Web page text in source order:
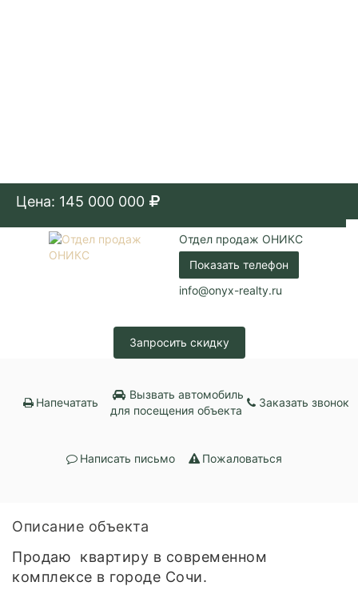
Цена: 145 000 000
Отдел продаж ОНИКС
Показать телефон
info@onyx-realty.ru
Запросить скидку
Напечатать
Вызвать автомобиль
для посещения объекта
Заказать звонок
Написать письмо Пожаловаться
Описание объекта
Продаю квартиру в современном
комплексе в городе Сочи.